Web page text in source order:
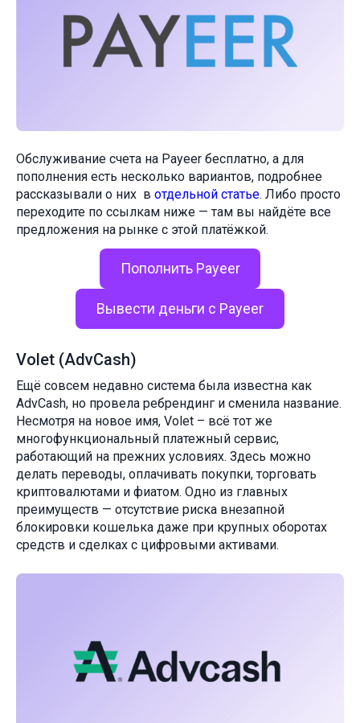
Обслуживание счета на Payeer бесплатно, а для
пополнения есть несколько вариантов, подробнее
рассказывали о них в отдельной статье. Либо просто
переходите по ссылкам ниже — там вы найдёте все
предложения на рынке с этой платёжкой.
Пополнить Payeer
Вывести деньги с Payeer
Volet (AdvCash)
Ещё совсем недавно система была известна как
AdvCash, но провела ребрендинг и сменила название.
Несмотря на новое имя, Volet – всё тот же
многофункциональный платежный сервис,
работающий на прежних условиях. Здесь можно
делать переводы, оплачивать покупки, торговать
криптовалютами и фиатом. Одно из главных
преимуществ — отсутствие риска внезапной
блокировки кошелька даже при крупных оборотах
средств и сделках с цифровыми активами.